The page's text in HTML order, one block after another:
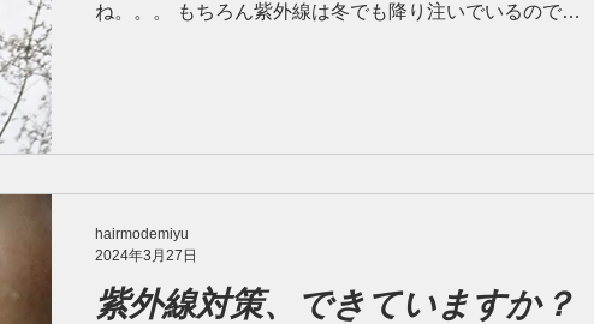
ね。。。 もちろん紫外線は冬でも降り注いでいるので年
紫外線対策、できていますか？
hairmodemiyu
2024年3月27日